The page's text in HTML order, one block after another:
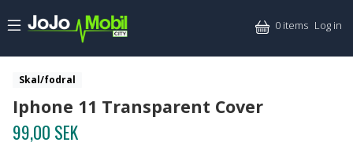
0 items Log in
Skal/fodral
Iphone 11 Transparent Cover
99,00 SEK